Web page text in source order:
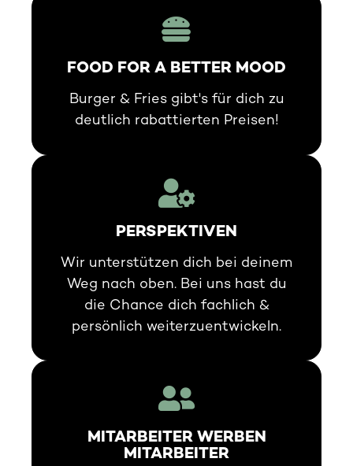
FOOD FOR A BETTER MOOD
Burger & Fries gibt's für dich zu
deutlich rabattierten Preisen!
PERSPEKTIVEN
Wir unterstützen dich bei deinem
Weg nach oben. Bei uns hast du
die Chance dich fachlich &
persönlich weiterzuentwickeln.
MITARBEITER WERBEN
MITARBEITER